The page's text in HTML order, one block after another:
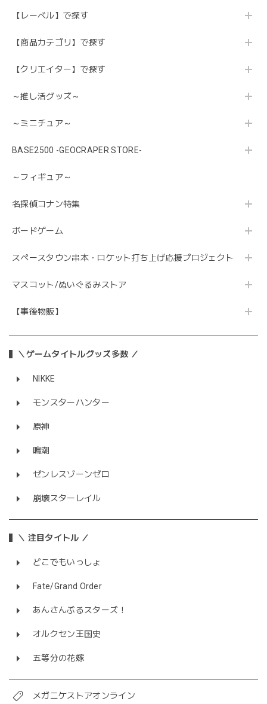
【レーベル】で探す
【商品カテゴリ】で探す
【クリエイター】で探す
～推し活グッズ～
～ミニチュア～
BASE2500 -GEOCRAPER STORE-
～フィギュア～
名探偵コナン特集
ボードゲーム
スペースタウン串本・ロケット打ち上げ応援プロジェクト
マスコット/ぬいぐるみストア
【事後物販】
＼ゲームタイトルグッズ多数 ／
NIKKE
モンスターハンター
原神
鳴潮
ゼンレスゾーンゼロ
崩壊スターレイル
＼ 注目タイトル ／
どこでもいっしょ
Fate/Grand Order
あんさんぶるスターズ！
オルクセン王国史
五等分の花嫁
メガニケストアオンライン